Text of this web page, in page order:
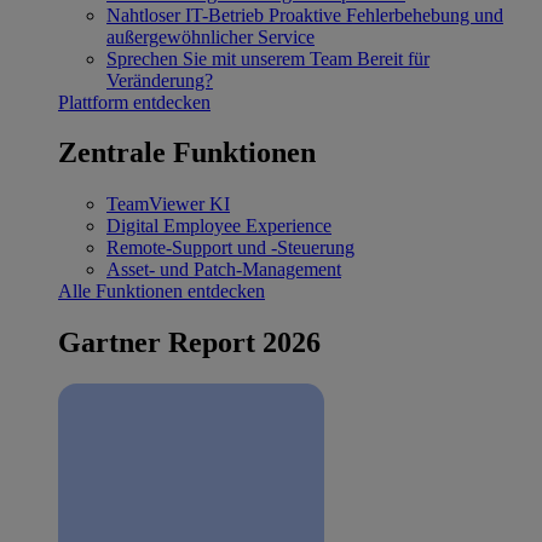
Nahtloser IT-Betrieb Proaktive Fehlerbehebung und
außergewöhnlicher Service
Sprechen Sie mit unserem Team Bereit für
Veränderung?
Plattform entdecken
Zentrale Funktionen
TeamViewer KI
Digital Employee Experience
Remote-Support und -Steuerung
Asset- und Patch-Management
Alle Funktionen entdecken
Gartner Report 2026